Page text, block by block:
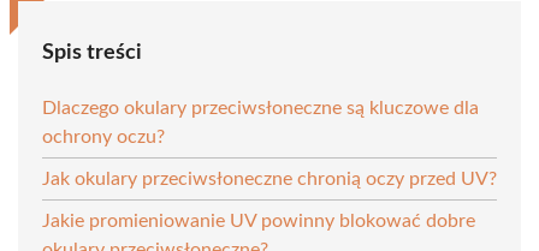
Spis treści
Dlaczego okulary przeciwsłoneczne są kluczowe dla
ochrony oczu?
Jak okulary przeciwsłoneczne chronią oczy przed UV?
Jakie promieniowanie UV powinny blokować dobre